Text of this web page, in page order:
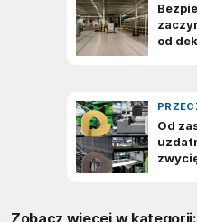
Zobacz więcej w kategorii: